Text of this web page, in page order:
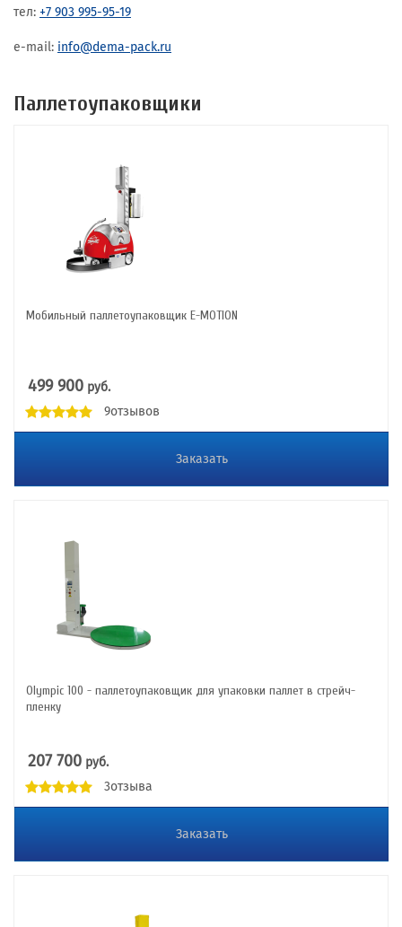
тел: +7 903 995-95-19
e-mail: info@dema-pack.ru
Паллетоупаковщики
Мобильный паллетоупаковщик E-MOTION
499 900 руб.
9отзывов
Заказать
Olympic 100 - паллетоупаковщик для упаковки паллет в стрейч-
пленку
207 700 руб.
3отзыва
Заказать